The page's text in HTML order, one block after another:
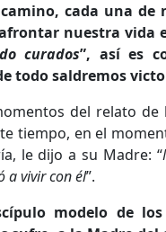
cada una
nuestra vida
curados”, así es
todo saldremos
del relato de
tiempo, en el
le dijo a su Madre: “
a vivir con él”.
modelo de